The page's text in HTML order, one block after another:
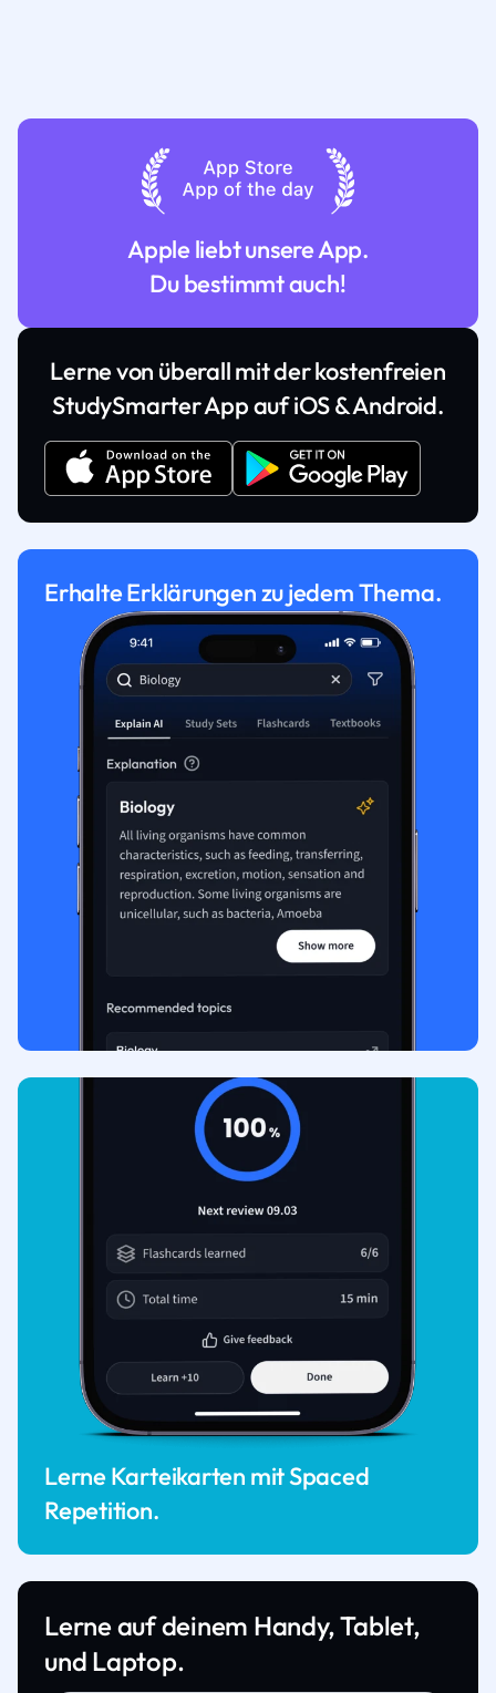
Apple liebt unsere App.
Du bestimmt auch!
Lerne von überall mit der kostenfreien
StudySmarter App auf iOS & Android.
Erhalte Erklärungen zu jedem Thema.
Lerne Karteikarten mit Spaced
Repetition.
Lerne auf deinem Handy, Tablet,
und Laptop.